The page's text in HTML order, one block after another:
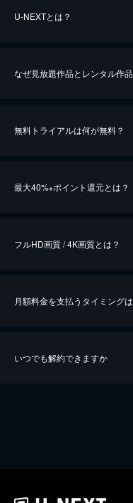
U-NEXTとは？
なぜ見放題作品とレンタル作
無料トライアルは何が無料？
最大40%※ポイント還元とは？
※40％ポイント還元の対象は、クレ
iOSアプリのUコイン決済による
フルHD画質 / 4K画質とは？
月額料金を支払うタイミング
いつでも解約できますか